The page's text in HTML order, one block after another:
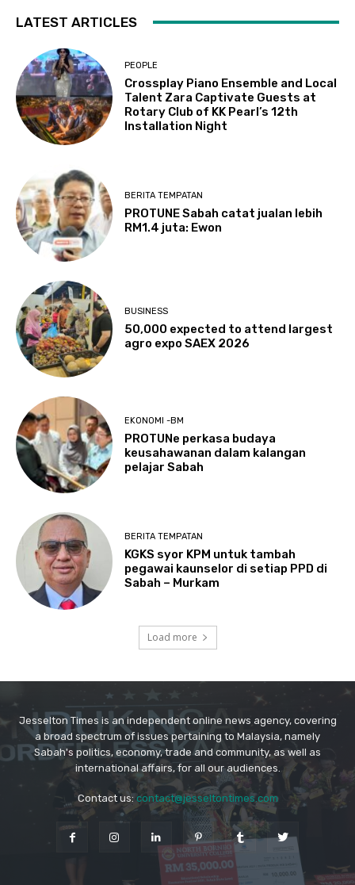
Jesselton Times is an independent online news agency, covering
a broad spectrum of issues pertaining to Malaysia, namely
Sabah's politics, economy, trade and community, as well as
international affairs, for all our audiences.
Contact us: contact@jesseltontimes.com